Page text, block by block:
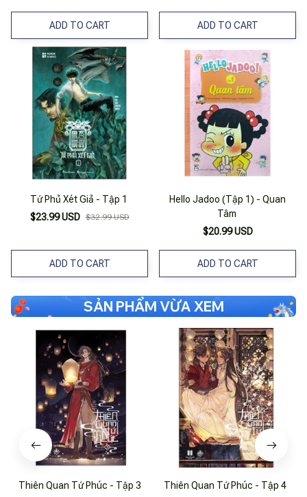
ADD TO CART ADD TO CART
Tứ Phủ Xét Giả - Tập 1
$23.99 USD $32.99 USD
ADD TO CART
Hello Jadoo (Tập 1) - Quan
Tâm
$20.99 USD
ADD TO CART
SẢN PHẨM VỪA XEM
Thiên Quan Tứ Phúc - Tập 3
Thiên Quan Tứ Phúc - Tập 4